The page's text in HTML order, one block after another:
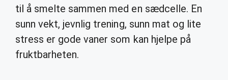
til å smelte sammen med en sædcelle. En
sunn vekt, jevnlig trening, sunn mat og lite
stress er gode vaner som kan hjelpe på
fruktbarheten.